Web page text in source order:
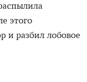
этого
и разбил лобовое